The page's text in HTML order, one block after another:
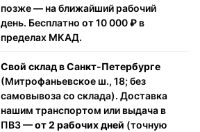
позже — на ближайший рабочий
день. Бесплатно от 10 000 ₽ в
пределах МКАД.
Свой склад в Санкт-Петербурге
(Митрофаньевское ш., 18; без
самовывоза со склада). Доставка
нашим транспортом или выдача в
ПВЗ —от 2 рабочих дней (точную